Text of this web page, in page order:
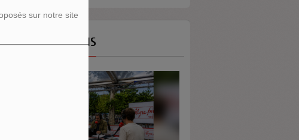
sur notre site
NOS ÉMISSIONS